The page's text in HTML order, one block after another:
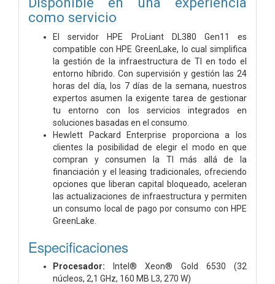
como servicio
El servidor HPE ProLiant DL380 Gen11 es
compatible con HPE GreenLake, lo cual simplifica
la gestión de la infraestructura de TI en todo el
entorno híbrido. Con supervisión y gestión las 24
horas del día, los 7 días de la semana, nuestros
expertos asumen la exigente tarea de gestionar
tu entorno con los servicios integrados en
soluciones basadas en el consumo.
Hewlett Packard Enterprise proporciona a los
clientes la posibilidad de elegir el modo en que
compran y consumen la TI más allá de la
financiación y el leasing tradicionales, ofreciendo
opciones que liberan capital bloqueado, aceleran
las actualizaciones de infraestructura y permiten
un consumo local de pago por consumo con HPE
GreenLake.
Especificaciones
Procesador: Intel® Xeon® Gold 6530 (32
núcleos, 2,1 GHz, 160 MB L3, 270 W)